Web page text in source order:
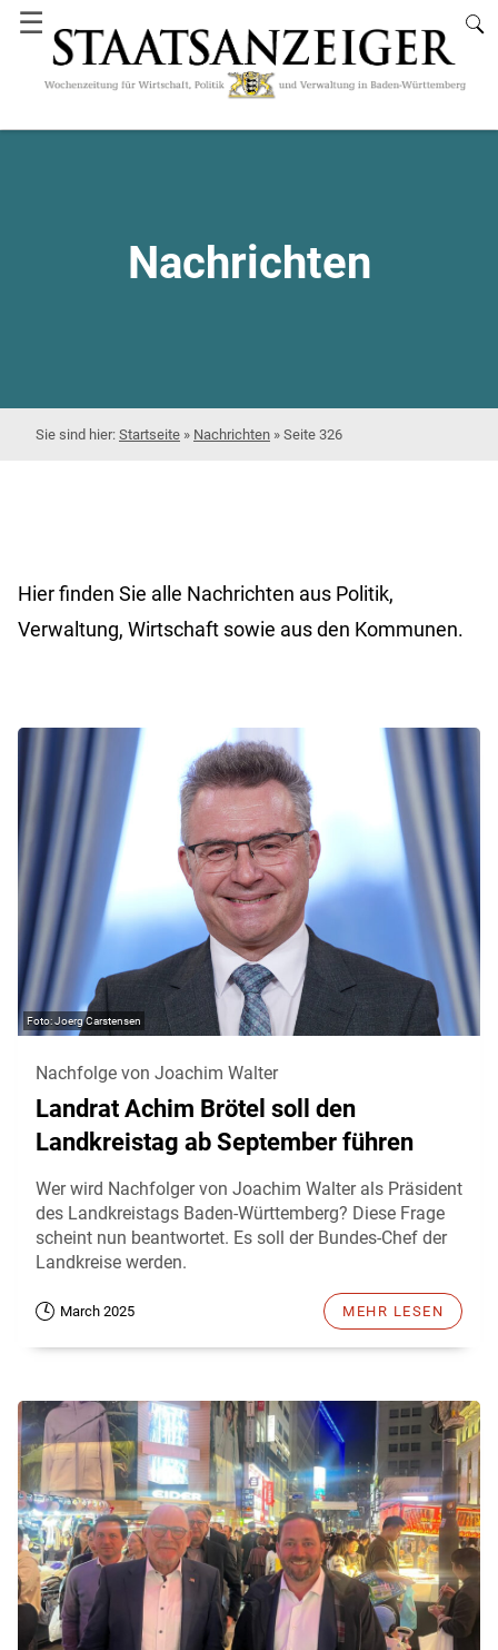
☰
Nachrichten
Startseite » Nachrichten » Seite 326
Hier finden Sie alle Nachrichten aus Politik,
Verwaltung, Wirtschaft sowie aus den Kommunen.
Joerg Carstensen
Nachfolge von Joachim Walter
Landrat Achim Brötel soll den
Landkreistag ab September führen
Wer wird Nachfolger von Joachim Walter als Präsident
des Landkreistags Baden-Württemberg? Diese Frage
scheint nun beantwortet. Es soll der Bundes-Chef der
Landkreise werden.
March 2025 MEHR LESEN